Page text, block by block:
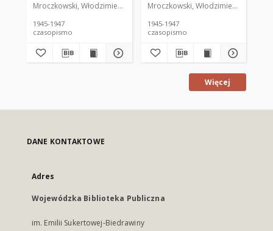
Mroczkowski, Włodzimierz (1902-1971). Redaktor
1945-1947
czasopismo
Mroczkowski, Włodzimierz (1902-
1945-1947
czasopismo
Więcej
DANE KONTAKTOWE
Adres
Wojewódzka Biblioteka Publiczna
im. Emilii Sukertowej-Biedrawiny